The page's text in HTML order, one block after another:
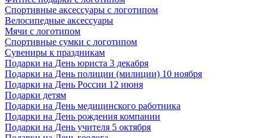
Спортивные аксессуары с логотипом
Велосипедные аксессуары
Мячи с логотипом
Спортивные сумки с логотипом
Сувениры к праздникам
Подарки на День юриста 3 декабря
Подарки на День полиции (милиции) 10 ноября
Подарки на День России 12 июня
Подарки детям
Подарки на День медицинского работника
Подарки на День рождения компании
Подарки на День учителя 5 октября